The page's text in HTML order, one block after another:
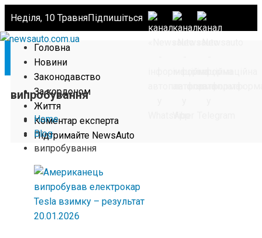
Неділя, 10 ТравняПідпишіться
Головна
Новини
Законодавство
За кордоном
Життя
Коментар експерта
Підтримайте NewsAuto
випробування
Home
Blog
випробування
20.01.2026